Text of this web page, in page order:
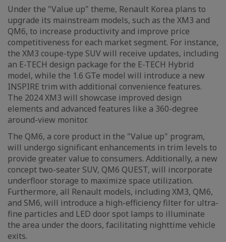
Under the "Value up" theme, Renault Korea plans to
upgrade its mainstream models, such as the XM3 and
QM6, to increase productivity and improve price
competitiveness for each market segment. For instance,
the XM3 coupe-type SUV will receive updates, including
an E-TECH design package for the E-TECH Hybrid
model, while the 1.6 GTe model will introduce a new
INSPIRE trim with additional convenience features.
The 2024 XM3 will showcase improved design
elements and advanced features like a 360-degree
around-view monitor.
The QM6, a core product in the "Value up" program,
will undergo significant enhancements in trim levels to
provide greater value to consumers. Additionally, a new
concept two-seater SUV, QM6 QUEST, will incorporate
underfloor storage to maximize space utilization.
Furthermore, all Renault models, including XM3, QM6,
and SM6, will introduce a high-efficiency filter for ultra-
fine particles and LED door spot lamps to illuminate
the area under the doors, facilitating nighttime vehicle
exits.